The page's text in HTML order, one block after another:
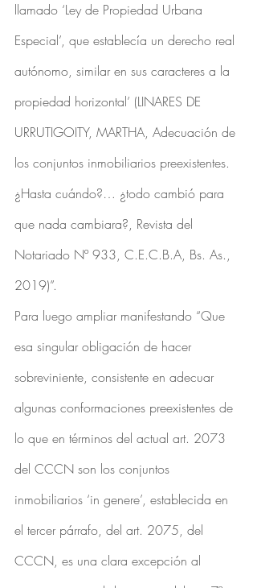
llamado ‘Ley de Propiedad Urbana
Especial’, que establecía un derecho real
autónomo, similar en sus caracteres a la
propiedad horizontal’ (LINARES DE
URRUTIGOITY, MARTHA, Adecuación de
los conjuntos inmobiliarios preexistentes.
¿Hasta cuándo?… ¿todo cambió para
que nada cambiara?, Revista del
Notariado Nº 933, C.E.C.B.A, Bs. As.,
2019)”.
Para luego ampliar manifestando “Que
esa singular obligación de hacer
sobreviniente, consistente en adecuar
algunas conformaciones preexistentes de
lo que en términos del actual art. 2073
del CCCN son los conjuntos
inmobiliarios ‘in genere’, establecida en
el tercer párrafo, del art. 2075, del
CCCN, es una clara excepción al